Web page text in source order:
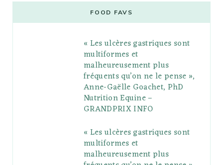
b
t
g
l
e
P
l
s
t
a
g
r
a
m
e
r
e
s
o
l
r
FOOD FAVS
« Les ulcères gastriques sont
multiformes et
malheureusement plus
fréquents qu’on ne le pense »,
Anne-Gaëlle Goachet, PhD
Nutrition Equine –
GRANDPRIX INFO
« Les ulcères gastriques sont
multiformes et
malheureusement plus